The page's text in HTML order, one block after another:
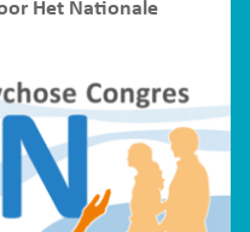
Het Nationale